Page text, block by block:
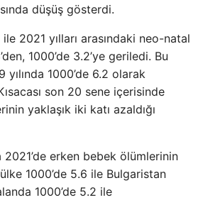
düşüş gösterdi.
2021 yılları arasındaki neo-natal
1000’de 3.2’ye geriledi. Bu
yılında 1000’de 6.2 olarak
son 20 sene içerisinde
yaklaşık iki katı azaldığı
2021’de erken bebek ölümlerinin
1000’de 5.6 ile Bulgaristan
1000’de 5.2 ile